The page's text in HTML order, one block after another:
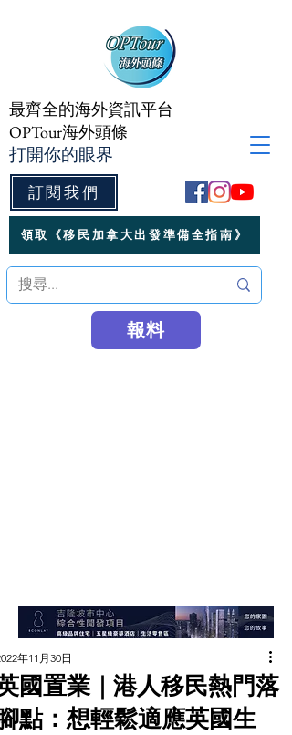
訂閱我們
最齊全的海外資訊平台
OPTour海外頭條
打開你的眼界
領取《移民加拿大出發準備全指南》
報料
國置業｜港人移民熱門落
點：想輕鬆適應英國生
年11月30日